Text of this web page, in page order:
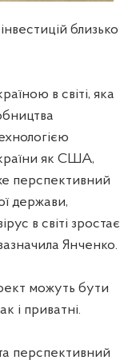
близько
в світі, яка
як США,
перспективний
держави,
в світі зростає
Янченко.
можуть бути
і приватні.
перспективний